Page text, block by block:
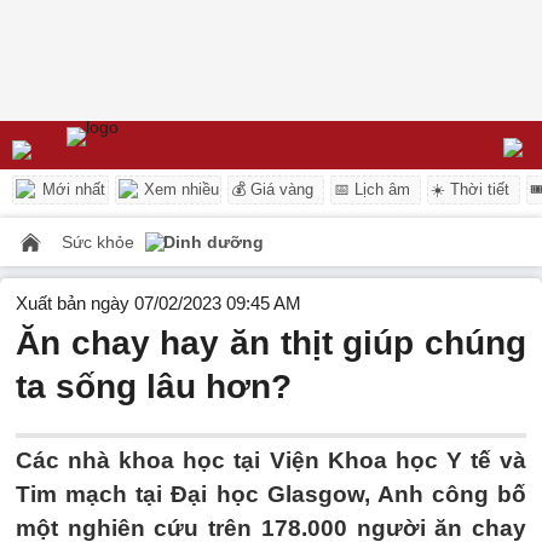
Mới nhất Xem nhiều 💰 Giá vàng 📅 Lịch âm ☀️ Thời tiết
Sức khỏe Dinh dưỡng
Xuất bản ngày 07/02/2023 09:45 AM
Ăn chay hay ăn thịt giúp chúng
ta sống lâu hơn?
Các nhà khoa học tại Viện Khoa học Y tế và
Tim mạch tại Đại học Glasgow, Anh công bố
một nghiên cứu trên 178.000 người ăn chay